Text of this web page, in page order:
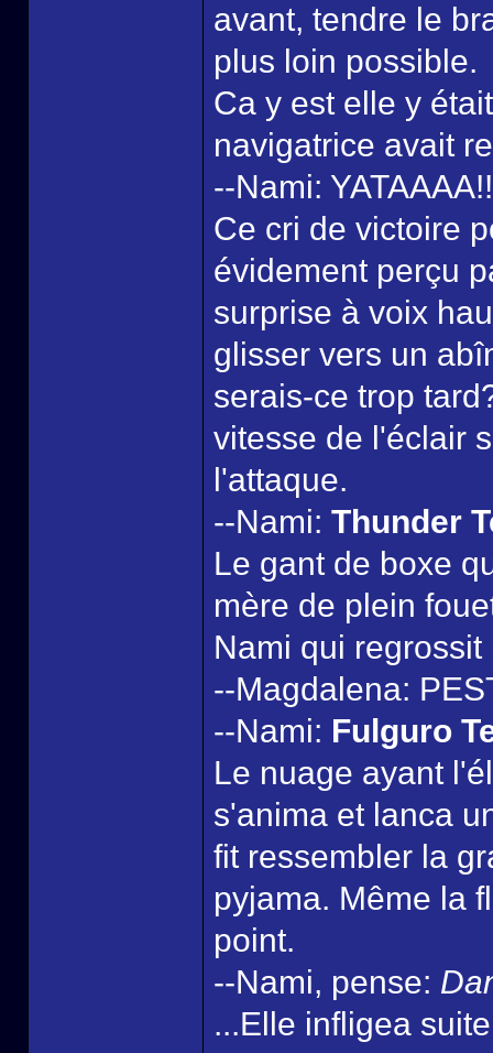
avant, tendre le
plus loin possible.
Ca y est elle y
navigatrice avait
--Nami: YATAAAA!!
Ce cri de victoire
évidement perçu
surprise à voix
glisser vers un
serais-ce trop
vitesse de l'éclair
l'attaque.
--Nami: Thunder
Le gant de boxe
mère de plein
Nami qui
--Magdalena:
--Nami: Fulguro
Le nuage ayant
s'anima et lanca
fit ressembler la
pyjama. Même la
point.
--Nami, pense:
...Elle infligea